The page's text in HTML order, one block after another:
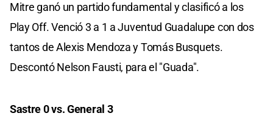
Mitre ganó un partido fundamental y clasificó a los
Play Off. Venció 3 a 1 a Juventud Guadalupe con dos
tantos de Alexis Mendoza y Tomás Busquets.
Descontó Nelson Fausti, para el "Guada".
Sastre 0 vs. General 3